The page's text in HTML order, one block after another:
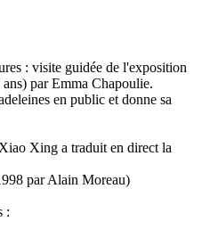
: visite guidée de l'exposition
par Emma Chapoulie.
en public et donne sa
Xing a traduit en direct la
par Alain Moreau)
: